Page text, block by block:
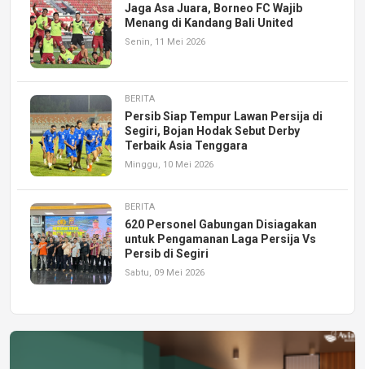
Jaga Asa Juara, Borneo FC Wajib
Menang di Kandang Bali United
Senin, 11 Mei 2026
BERITA
Persib Siap Tempur Lawan Persija di
Segiri, Bojan Hodak Sebut Derby
Terbaik Asia Tenggara
Minggu, 10 Mei 2026
BERITA
620 Personel Gabungan Disiagakan
untuk Pengamanan Laga Persija Vs
Persib di Segiri
Sabtu, 09 Mei 2026